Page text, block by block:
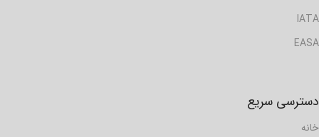
IATA
EASA
دسترسی سریع
خانه